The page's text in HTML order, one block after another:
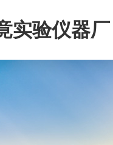
实验仪器厂